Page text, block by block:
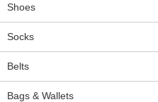
Shoes
Socks
Belts
Bags & Wallets